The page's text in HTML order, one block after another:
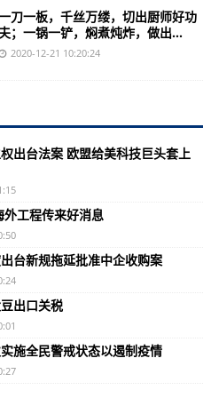
英国最新报告：近90%陆生物种2050年将
央企在海外赢得当地人点赞
特拉维夫中国文化中心推出“精气神”线上中
美国雷电事故创“新低”？ 美专家：媒体今
反映2020年多灾多难，新西兰年度热词：“
持续打压！印度出台新规拖延批准中企收购
瑞士富豪为避税务审查雇妓女色诱税务官
缅甸发现淡水蟹和鱼类新种
俄罗斯拟上调大豆出口关税
刀一板，千丝万缕，切出厨师好功
夫；一锅一铲，焖煮炖炸，做出...
2020-12-21 10:20:24
出台法案 欧盟给美科技巨头套上
外工程传来好消息
台新规拖延批准中企收购案
出口关税
施全民警戒状态以遏制疫情